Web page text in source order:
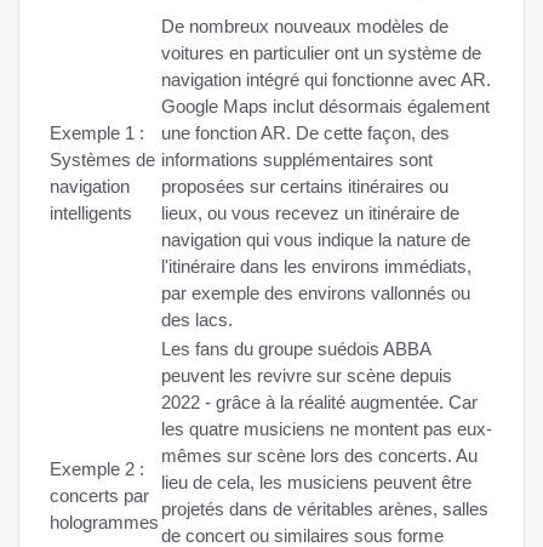
Exemple 1 :
Systèmes de
navigation
intelligents
De nombreux nouveaux modèles de
voitures en particulier ont un système de
navigation intégré qui fonctionne avec AR.
Google Maps inclut désormais également
une fonction AR. De cette façon, des
informations supplémentaires sont
proposées sur certains itinéraires ou
lieux, ou vous recevez un itinéraire de
navigation qui vous indique la nature de
l'itinéraire dans les environs immédiats,
par exemple des environs vallonnés ou
des lacs.
Exemple 2 :
concerts par
hologrammes
Les fans du groupe suédois ABBA
peuvent les revivre sur scène depuis
2022 - grâce à la réalité augmentée. Car
les quatre musiciens ne montent pas eux-
mêmes sur scène lors des concerts. Au
lieu de cela, les musiciens peuvent être
projetés dans de véritables arènes, salles
de concert ou similaires sous forme